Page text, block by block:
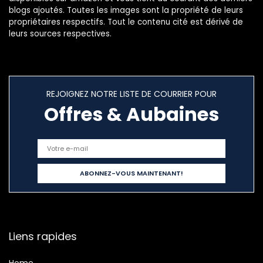
blogs ajoutés. Toutes les images sont la propriété de leurs
propriétaires respectifs. Tout le contenu cité est dérivé de
leurs sources respectives.
REJOIGNEZ NOTRE LISTE DE COURRIER POUR
Offres & Aubaines
Liens rapides